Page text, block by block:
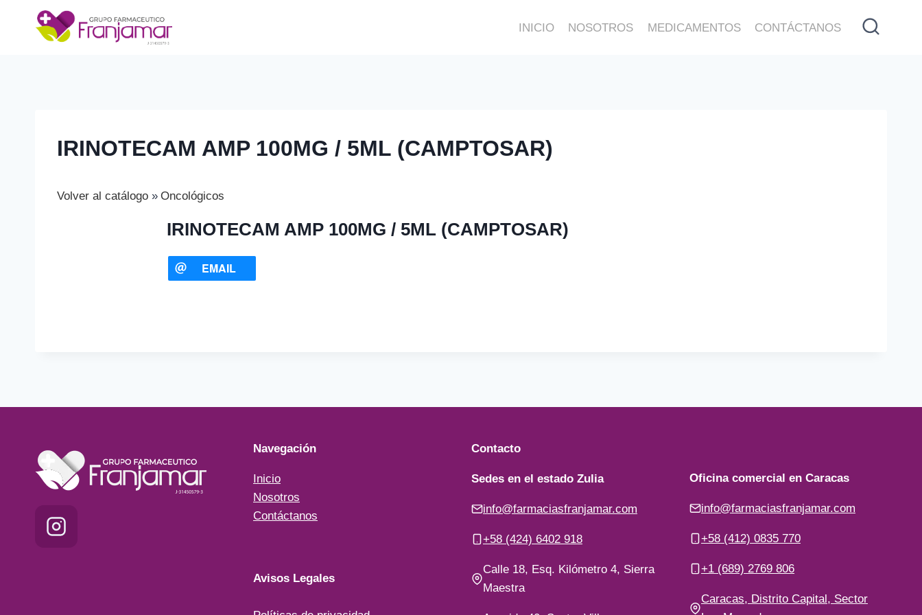
contenido
INICIO NOSOTROS MEDICAMENTOS CONTÁCTANOS
IRINOTECAM AMP 100MG / 5ML (CAMPTOSAR)
Volver al catálogo Oncológicos
IRINOTECAM AMP 100MG / 5ML (CAMPTOSAR)
EMAIL
Navegación
Inicio
Nosotros
Contáctanos
Avisos Legales
Contacto
Sedes en el estado Zulia
info@farmaciasfranjamar.com
+58 (424) 6402 918
Calle 18, Esq. Kilómetro 4, Sierra
Maestra
Oficina comercial en Caracas
info@farmaciasfranjamar.com
+58 (412) 0835 770
+1 (689) 2769 806
Caracas, Distrito Capital, Sector